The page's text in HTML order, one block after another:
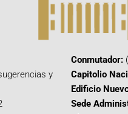
y
Conmutador:
Capitolio
Edificio
Sede